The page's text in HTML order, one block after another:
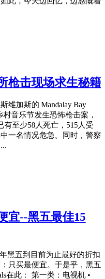
枪击现场求生秘籍
维加斯的 Mandalay Bay
村音乐节发生恐怖枪击案，
至少58人死亡，515人受
一名情况危急。同时，警察
宜--黑五最佳15
黑五到目前为止最好的折扣
只买最便宜。于是乎，黑五
在此： 第一类：电视机 •